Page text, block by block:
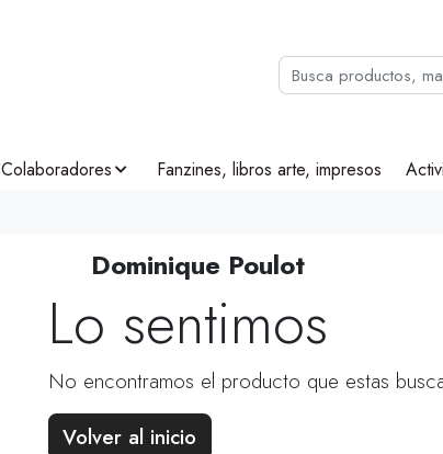
Colaboradores Fanzines, libros arte, impresos
Dominique Poulot
Lo sentimos
No encontramos el producto que estas
Volver al inicio